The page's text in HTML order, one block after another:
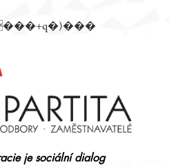
je sociální dialog